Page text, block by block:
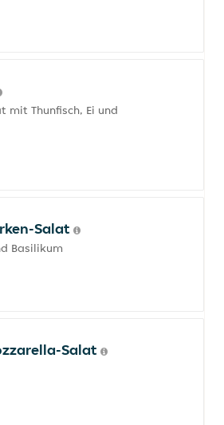
mit Thunfisch, Ei und
Salat
Basilikum
Salat